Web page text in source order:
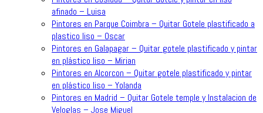
afinado – Luisa
Pintores en Parque Coimbra – Quitar Gotele plastificado a
plastico liso – Oscar
Pintores en Galapagar – Quitar gotele plastificado y pintar
en plástico liso – Mirian
Pintores en Alcorcon – Quitar gotele plastificado y pintar
en plástico liso – Yolanda
Pintores en Madrid – Quitar Gotele temple y Instalacion de
Veloglas – Jose Miguel